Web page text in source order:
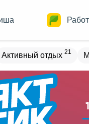
Активный отдых 21
Спорт
Квесты 8